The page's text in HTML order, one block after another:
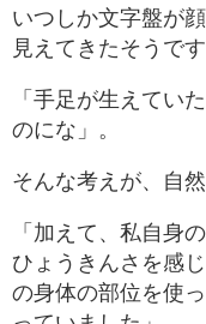
いつしか文字盤が
見えてきたそうです
「手足が生えてい
のにな」。
そんな考えが、自
「加えて、私自身
ひょうきんさを感
の身体の部位を使